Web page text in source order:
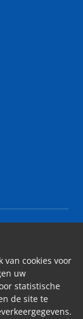
van cookies voor
uw
statistische
de site te